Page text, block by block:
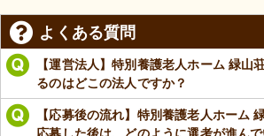
よくある質問
【運営法人】特別養護老人ホーム 緑山
るのはどこの法人ですか？
【応募後の流れ】特別養護老人ホーム